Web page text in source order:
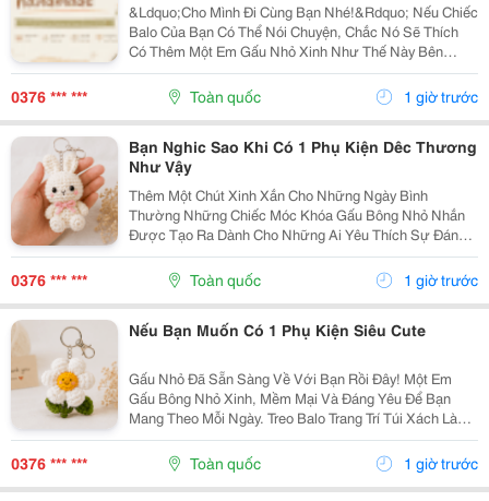
&Ldquo;Cho Mình Đi Cùng Bạn Nhé!&Rdquo; Nếu Chiếc
Balo Của Bạn Có Thể Nói Chuyện, Chắc Nó Sẽ Thích
Có Thêm Một Em Gấu Nhỏ Xinh Như Thế Này Bên
Cạnh. Từ Những Buổi Đi Học, Đi Làm, Đi Cà Phê Hay
Những Chuyến Đi Chơi Cuối Tuần, Em Móc Khóa Gấu
Bông...
0376 *** *** Toàn quốc 1 giờ trước
Bạn Nghic Sao Khi Có 1 Phụ Kiện Dêc Thương
Như Vậy
Thêm Một Chút Xinh Xắn Cho Những Ngày Bình
Thường Những Chiếc Móc Khóa Gấu Bông Nhỏ Nhắn
Được Tạo Ra Dành Cho Những Ai Yêu Thích Sự Đáng
Yêu Và Những Món Đồ Có Dấu Ấn Riêng. Từ Chiếc Balo
Đi Học, Túi Xách Đi Chơi Đến Chùm Chìa Khóa Quen
Thuộc,...
0376 *** *** Toàn quốc 1 giờ trước
Nếu Bạn Muốn Có 1 Phụ Kiện Siêu Cute
Gấu Nhỏ Đã Sẵn Sàng Về Với Bạn Rồi Đây! Một Em
Gấu Bông Nhỏ Xinh, Mềm Mại Và Đáng Yêu Để Bạn
Mang Theo Mỗi Ngày. Treo Balo Trang Trí Túi Xách Làm
Móc Khóa Tặng Người Bạn Yêu Quý
Gocnhohandmade.com Không Cần Quá Nhiều Phụ
Kiện, Chỉ Một Em Gấu...
0376 *** *** Toàn quốc 1 giờ trước